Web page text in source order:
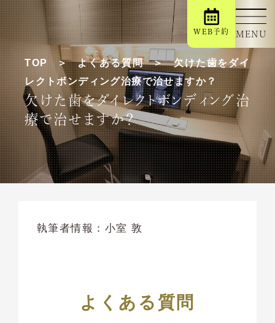
TOP よくある質問
欠けた歯をダイ
レクトボンディング治療で治せますか？
欠けた歯をダイレクトボンディング治
療で治せますか？
執筆者情報： 小室 敦
よくある質問
MENU
WEB予約